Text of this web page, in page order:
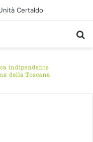
Certaldo